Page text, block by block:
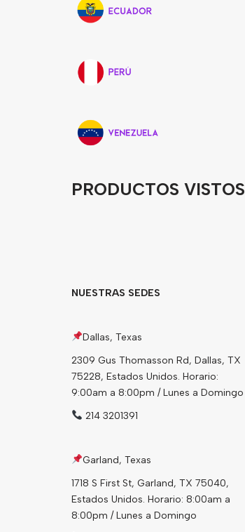
PRODUCTOS VISTOS
NUESTRAS SEDES
Dallas, Texas
2309 Gus Thomasson Rd, Dallas, TX
75228, Estados Unidos. Horario:
9:00am a 8:00pm / Lunes a Domingo
214 3201391
Garland, Texas
1718 S First St, Garland, TX 75040,
Estados Unidos. Horario: 8:00am a
8:00pm / Lunes a Domingo